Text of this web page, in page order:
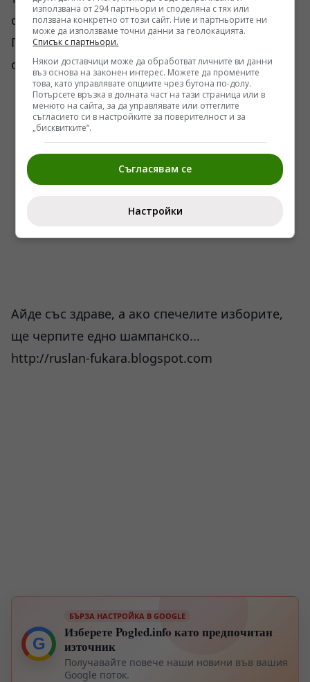
страната на обществото. Тогава, мисля, Росен
Плевнелиев няма да може да ви се опре
особено.
Айде със здраве, а ако спечелите изборите,
ще черпите едно шампанско...
http://ruslan-fukara.blogspot.com
G
БЪРЗА НАСТРОЙКА В GOOGLE
Изберете Pogled.info като предпочитан
източник
Получавайте повече наши новини във вашия
Google поток.
използвана от 294 партньори и споделяна с тях или
ползвана конкретно от този сайт. Ние и партньорите ни
може да използваме точни данни за геолокацията.
Списък с партньори.
Някои доставчици може да обработват личните ви данни
въз основа на законен интерес. Можете да промените
това, като управлявате опциите чрез бутона по-долу.
Потърсете връзка в долната част на тази страница или в
менюто на сайта, за да управлявате или оттеглите
съгласието си в настройките за поверителност и за
„бисквитките“.
Съгласявам се
Настройки